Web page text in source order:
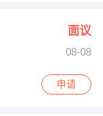
面议
08-08
小区
申请